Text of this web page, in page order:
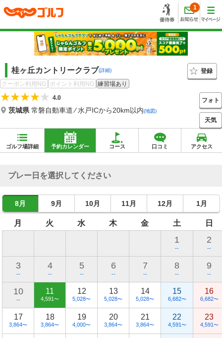
1
桂ヶ丘カントリークラブ(詳細)
登録
クーポン利用NG
ポイント利用NG 練習場あり
4.0
茨城県常磐自動車道 ⁄ 水戸ICから20km以内(地図)
フォト
天気
ゴルフ場詳細 予約カレンダー コース 口コミ アクセス
プレー日を選択してください
8月 9月 10月 11月 12月 1月
月 火 水 木 金 土 日
1
--
2
--
3
--
4
--
5
--
6
--
7
--
8
--
9
--
10
--
11
4,591〜
12
5,028〜
13
5,028〜
14
5,028〜
15
6,682〜
16
6,682〜
17
3,864〜
18
3,864〜
19
4,000〜
20
3,864〜
21
3,864〜
22
4,591〜
23
4,591〜